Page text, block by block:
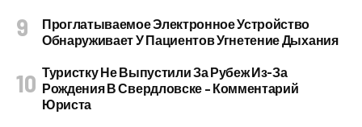
Проглатываемое Электронное Устройство
Обнаруживает У Пациентов Угнетение Дыхания
Туристку Не Выпустили За Рубеж Из-За
Рождения В Свердловске – Комментарий
Юриста